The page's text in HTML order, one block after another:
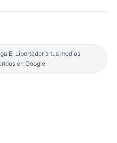
El Libertador a tus medios
en Google